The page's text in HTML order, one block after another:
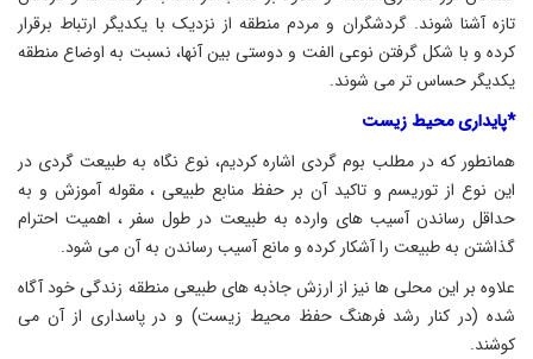
تازه آشنا شوند. گردشگران و مردم منطقه از نزدیک با یکدیگر ارتباط برقرار
کرده و با شکل گرفتن نوعی الفت و دوستی بین آنها، نسبت به اوضاع منطقه
یکدیگر حساس تر می شوند.
*پایداری محیط زیست
همانطور که در مطلب بوم گردی اشاره کردیم، نوع نگاه به طبیعت گردی در
این نوع از توریسم و تاکید آن بر حفظ منابع طبیعی ، مقوله آموزش و به
حداقل رساندن آسیب های وارده به طبیعت در طول سفر ، اهمیت احترام
گذاشتن به طبیعت را آشکار کرده و مانع آسیب رساندن به آن می شود.
علاوه بر این محلی ها نیز از ارزش جاذبه های طبیعی منطقه زندگی خود آگاه
شده (در کنار رشد فرهنگ حفظ محیط زیست) و در پاسداری از آن می
کوشند.